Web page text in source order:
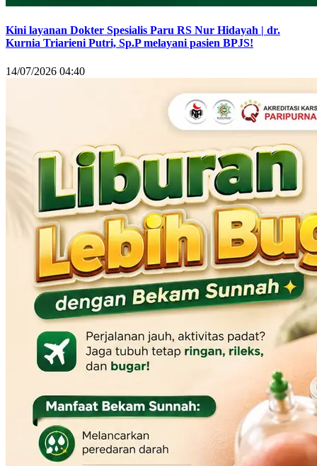
Kini layanan Dokter Spesialis Paru RS Nur Hidayah | dr.
Kurnia Triarieni Putri, Sp.P melayani pasien BPJS!
14/07/2026 04:40